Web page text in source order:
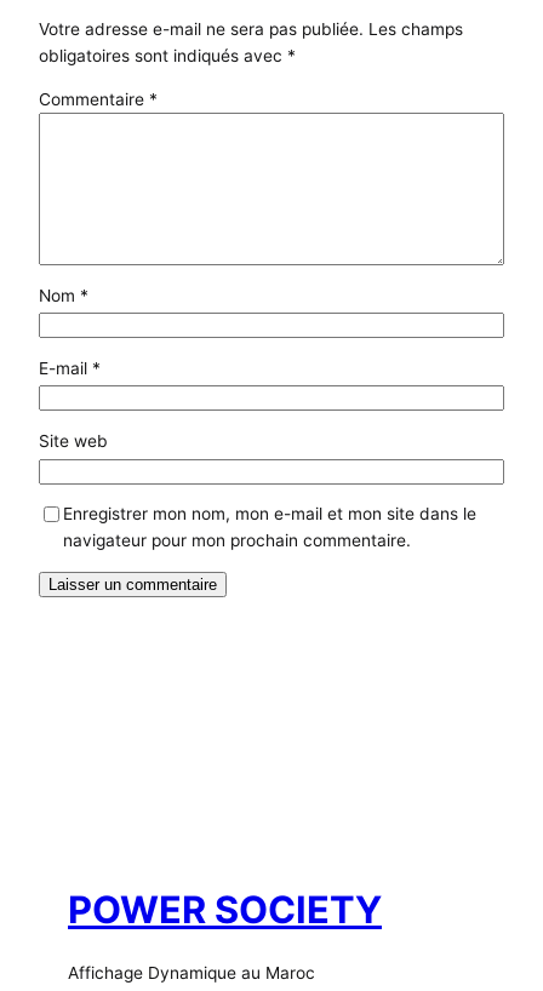
Votre adresse e-mail ne sera pas publiée. Les champs
obligatoires sont indiqués avec *
Commentaire *
Nom *
E-mail *
Site web
Enregistrer mon nom, mon e-mail et mon site dans le
navigateur pour mon prochain commentaire.
POWER SOCIETY
Affichage Dynamique au Maroc